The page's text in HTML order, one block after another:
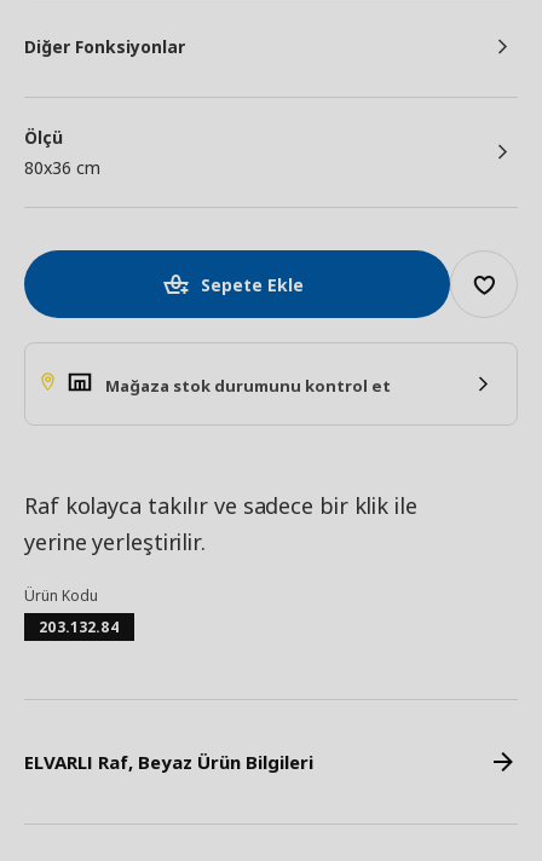
Diğer Fonksiyonlar
Ölçü
80x36 cm
Sepete Ekle
Mağaza stok durumunu kontrol et
Raf kolayca takılır ve sadece bir klik ile
yerine yerleştirilir.
Ürün Kodu
203.132.84
ELVARLI Raf, Beyaz Ürün Bilgileri